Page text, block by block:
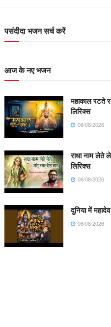
पसंदीदा भजन सर्च करें
आज के नए भजन
महाकाल रटते
लिरिक्स
06/08/2026
राधा नाम लेते
लिरिक्स
06/08/2026
दुनिया में
06/08/2026